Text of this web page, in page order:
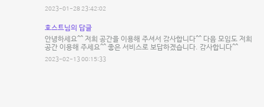
2023-01-28 23:42:02
호스트님의 답글
안녕하세요^^ 저희 공간을 이용해 주셔서 감사합니다^^ 다음 모임도 저희
공간 이용해 주세요^^ 좋은 서비스로 보답하겠습니다. 감사합니다^^
2023-02-13 00:15:33